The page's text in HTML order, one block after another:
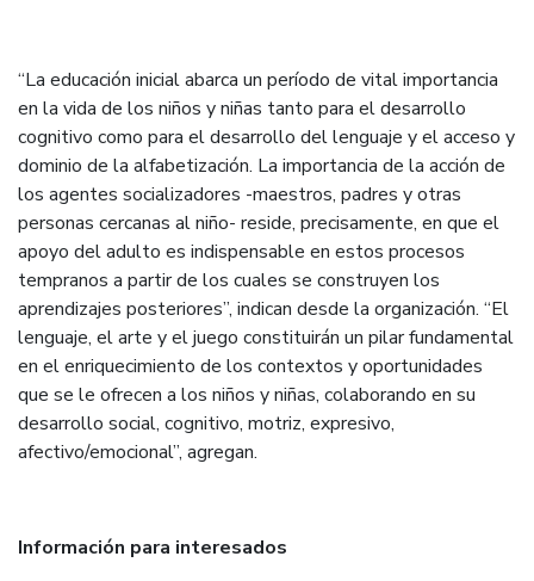
“La educación inicial abarca un período de vital importancia
en la vida de los niños y niñas tanto para el desarrollo
cognitivo como para el desarrollo del lenguaje y el acceso y
dominio de la alfabetización. La importancia de la acción de
los agentes socializadores -maestros, padres y otras
personas cercanas al niño- reside, precisamente, en que el
apoyo del adulto es indispensable en estos procesos
tempranos a partir de los cuales se construyen los
aprendizajes posteriores”, indican desde la organización. “El
lenguaje, el arte y el juego constituirán un pilar fundamental
en el enriquecimiento de los contextos y oportunidades
que se le ofrecen a los niños y niñas, colaborando en su
desarrollo social, cognitivo, motriz, expresivo,
afectivo/emocional”, agregan.
Información para interesados